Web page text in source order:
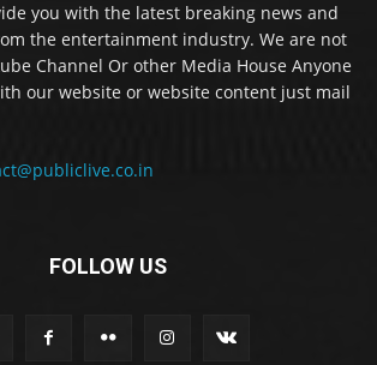
you with the latest breaking news and
the entertainment industry. We are not
Channel Or other Media House Anyone
our website or website content just mail
FOLLOW US